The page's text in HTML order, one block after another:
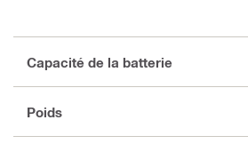
Capacité de la batterie
Poids